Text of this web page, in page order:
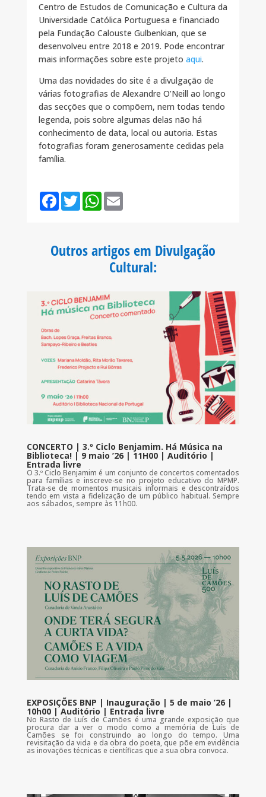
Centro de Estudos de Comunicação e Cultura da
Universidade Católica Portuguesa e financiado
pela Fundação Calouste Gulbenkian, que se
desenvolveu entre 2018 e 2019. Pode encontrar
mais informações sobre este projeto aqui.
Uma das novidades do site é a divulgação de
várias fotografias de Alexandre O’Neill ao longo
das secções que o compõem, nem todas tendo
legenda, pois sobre algumas delas não há
conhecimento de data, local ou autoria. Estas
fotografias foram generosamente cedidas pela
família.
F
o
T
w
r
W
A
p
E
Outros artigos em Divulgação
Cultural:
CONCERTO | 3.º Ciclo Benjamim. Há Música na
Biblioteca! | 9 maio ’26 | 11H00 | Auditório |
Entrada livre
O 3.º Ciclo Benjamim é um conjunto de concertos comentados
para famílias e inscreve-se no projeto educativo do MPMP.
Trata-se de momentos musicais informais e descontraídos
tendo em vista a fidelização de um público habitual. Sempre
aos sábados, sempre às 11h00.
EXPOSIÇÕES BNP | Inauguração | 5 de maio ’26 |
10h00 | Auditório | Entrada livre
No Rasto de Luís de Camões é uma grande exposição que
procura dar a ver o modo como a memória de Luís de
Camões se foi construindo ao longo do tempo. Uma
revisitação da vida e da obra do poeta, que põe em evidência
as inovações técnicas e científicas que a sua obra convoca.